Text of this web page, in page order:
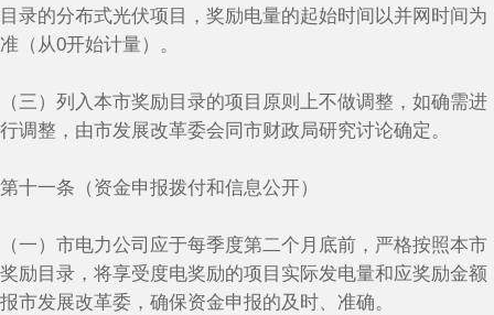
目录的分布式光伏项目，奖励电量的起始时间以并网时间为
准（从0开始计量）。
（三）列入本市奖励目录的项目原则上不做调整，如确需进
行调整，由市发展改革委会同市财政局研究讨论确定。
第十一条（资金申报拨付和信息公开）
（一）市电力公司应于每季度第二个月底前，严格按照本市
奖励目录，将享受度电奖励的项目实际发电量和应奖励金额
报市发展改革委，确保资金申报的及时、准确。